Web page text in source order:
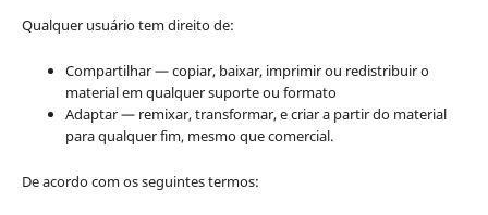
Qualquer usuário tem direito de:
Compartilhar — copiar, baixar, imprimir ou redistribuir o
material em qualquer suporte ou formato
Adaptar — remixar, transformar, e criar a partir do material
para qualquer fim, mesmo que comercial.
De acordo com os seguintes termos: